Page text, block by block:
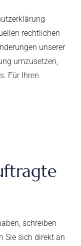
rechtlichen
unserer
umzusetzen,
Für Ihren
schreiben
Sie sich direkt an